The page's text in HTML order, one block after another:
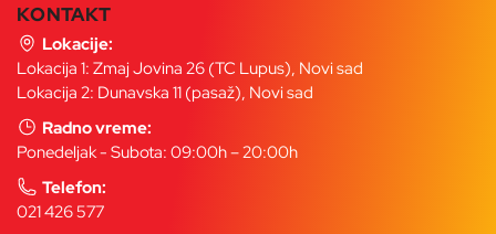
KONTAKT
Lokacije:
Lokacija 1: Zmaj Jovina 26 (TC Lupus), Novi sad
Lokacija 2: Dunavska 11 (pasaž), Novi sad
Radno vreme:
Ponedeljak - Subota: 09:00h – 20:00h
Telefon:
021 426 577